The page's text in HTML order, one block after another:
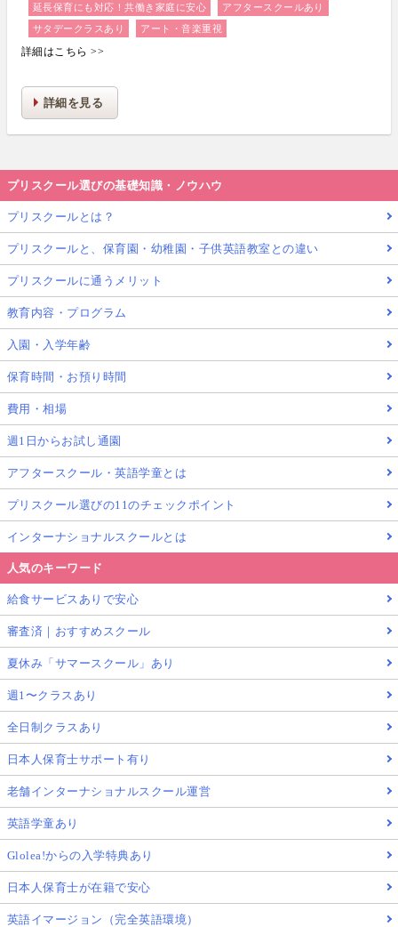
延長保育にも対応！共働き家庭に安心
アフタースクールあり
サタデークラスあり
アート・音楽重視
詳細はこちら >>
詳細を見る
プリスクール選びの基礎知識・ノウハウ
プリスクールとは？
プリスクールと、保育園・幼稚園・子供英語教室との違い
プリスクールに通うメリット
教育内容・プログラム
入園・入学年齢
保育時間・お預り時間
費用・相場
週1日からお試し通園
アフタースクール・英語学童とは
プリスクール選びの11のチェックポイント
インターナショナルスクールとは
人気のキーワード
給食サービスありで安心
審査済｜おすすめスクール
夏休み「サマースクール」あり
週1〜クラスあり
全日制クラスあり
日本人保育士サポート有り
老舗インターナショナルスクール運営
英語学童あり
Glolea!からの入学特典あり
日本人保育士が在籍で安心
英語イマージョン（完全英語環境）